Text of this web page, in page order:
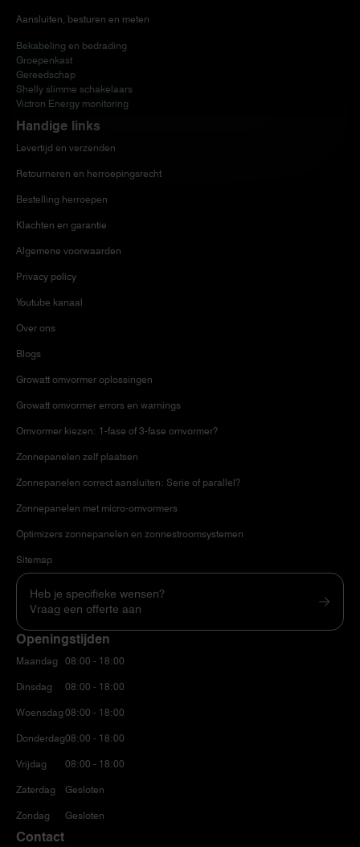
Aansluiten, besturen en meten
Bekabeling en bedrading
Groepenkast
Gereedschap
Shelly slimme schakelaars
Victron Energy monitoring
Handige links
Levertijd en verzenden
Retourneren en herroepingsrecht
Bestelling herroepen
Klachten en garantie
Algemene voorwaarden
Privacy policy
Youtube kanaal
Over ons
Blogs
Growatt omvormer oplossingen
Growatt omvormer errors en warnings
Omvormer kiezen: 1-fase of 3-fase omvormer?
Zonnepanelen zelf plaatsen
Zonnepanelen correct aansluiten: Serie of parallel?
Zonnepanelen met micro-omvormers
Optimizers zonnepanelen en zonnestroomsystemen
Sitemap
Heb je specifieke wensen?
Vraag een offerte aan
Openingstijden
Maandag
Dinsdag
Woensdag
Donderdag
Vrijdag
Zaterdag
Zondag
08:00 - 18:00
08:00 - 18:00
08:00 - 18:00
08:00 - 18:00
08:00 - 18:00
Gesloten
Gesloten
Contact